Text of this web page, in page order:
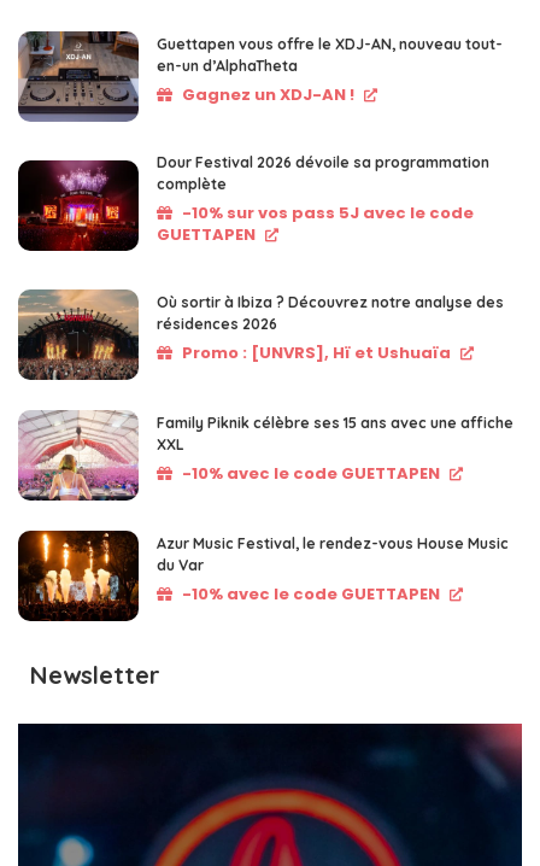
Guettapen vous offre le XDJ-AN, nouveau tout-
en-un d’AlphaTheta
Gagnez un XDJ-AN !
Dour Festival 2026 dévoile sa programmation
complète
-10% sur vos pass 5J avec le code
GUETTAPEN
Où sortir à Ibiza ? Découvrez notre analyse des
résidences 2026
Promo : [UNVRS], Hï et Ushuaïa
Family Piknik célèbre ses 15 ans avec une affiche
XXL
-10% avec le code GUETTAPEN
Azur Music Festival, le rendez-vous House Music
du Var
-10% avec le code GUETTAPEN
Newsletter